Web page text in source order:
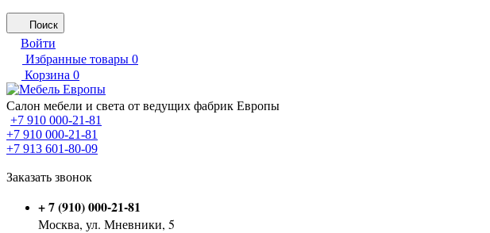
Поиск
Войти
Избранные товары 0
Корзина 0
Салон мебели и света от ведущих фабрик Европы
+7 910 000-21-81
+7 910 000-21-81
+7 913 601-80-09
Заказать звонок
+ 7 (910) 000-21-81
Москва, ул. Мневники, 5